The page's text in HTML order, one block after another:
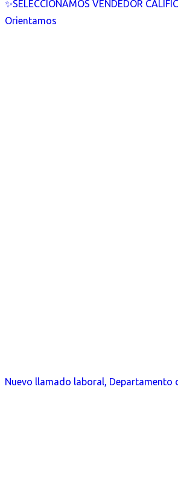
✨SELECCIONAMOS VENDEDOR
Orientamos
Nuevo llamado laboral, Departamento